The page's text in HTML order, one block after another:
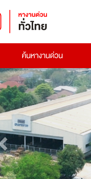
ค้นหางานด่วน
Previous